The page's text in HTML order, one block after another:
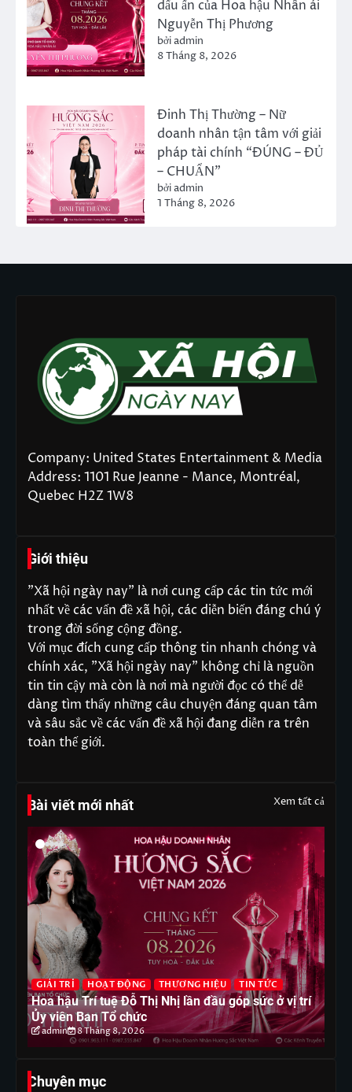
dấu ấn của Hoa hậu Nhân ái
Nguyễn Thị Phương
bởi admin
8 Tháng 8, 2026
Đinh Thị Thường – Nữ
doanh nhân tận tâm với giải
pháp tài chính “ĐÚNG – ĐỦ
– CHUẨN”
bởi admin
1 Tháng 8, 2026
Company: United States Entertainment & Media
Address: 1101 Rue Jeanne - Mance, Montréal,
Quebec H2Z 1W8
Giới thiệu
"Xã hội ngày nay" là nơi cung cấp các tin tức mới
nhất về các vấn đề xã hội, các diễn biến đáng chú ý
trong đời sống cộng đồng.
Với mục đích cung cấp thông tin nhanh chóng và
chính xác, "Xã hội ngày nay" không chỉ là nguồn
tin tin cậy mà còn là nơi mà người đọc có thể dễ
dàng tìm thấy những câu chuyện đáng quan tâm
và sâu sắc về các vấn đề xã hội đang diễn ra trên
toàn thế giới.
Bài viết mới nhất Xem tất cả
GIẢI TRÍ HOẠT ĐỘNG THƯƠNG HIỆU TIN TỨC
Hoa hậu Trí tuệ Đỗ Thị Nhị lần đầu góp sức ở vị trí
Ủy viên Ban Tổ chức
admin 8 Tháng 8, 2026
Chuyên mục